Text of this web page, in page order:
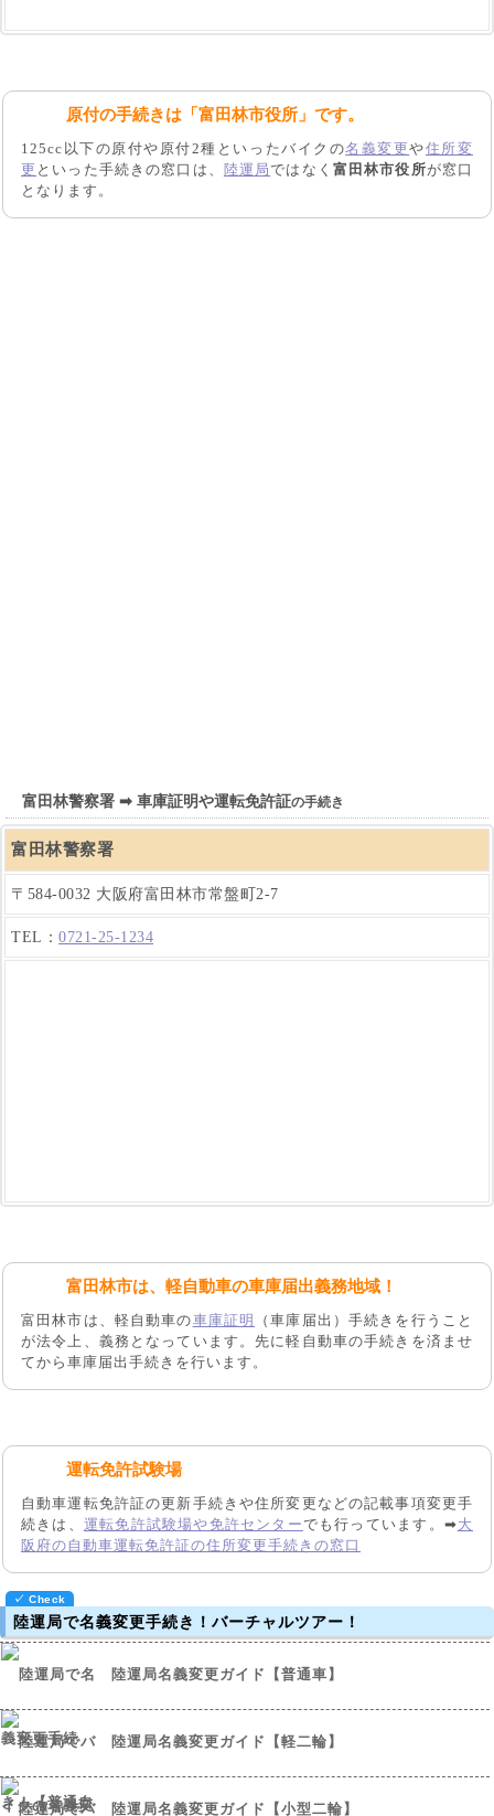
原付の手続きは「富田林市役所」です。
125cc以下の原付や原付2種といったバイクの名義変更や住所変
更 といった手続きの窓口は、 陸運局ではなく 富田林市役所が窓口
となります。
富田林警察署 ➡ 車庫証明や運転免許証の手続き
富田林警察署
〒584-0032 大阪府富田林市常盤町2-7
TEL： 0721-25-1234
富田林市は、軽自動車の車庫届出義務地域！
富田林市は、軽自動車の車庫証明
（車庫届出）手続きを行うこと
が法令上、義務となっています。先に軽自動車の手続きを済ませ
てから車庫届出手続きを行います。
運転免許試験場
自動車運転免許証の更新手続きや住所変更などの記載事項変更手
続きは、 運転免許試験場や免許センターでも行っています。➡大
阪府の自動車運転免許証の住所変更手続きの窓口
陸運局で名義変更手続き！バーチャルツアー！
陸運局名義変更ガイド【普通車】
陸運局名義変更ガイド【軽二輪】
陸運局名義変更ガイド【小型二輪】